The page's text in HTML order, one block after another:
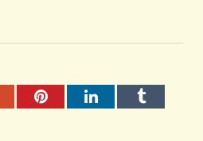
PinterestLinkedInTumblr